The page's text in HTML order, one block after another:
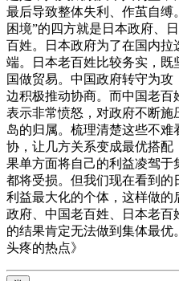
最后导致整体失利、作茧自缚
困境”的四方就是日本政府、
百姓。日本政府为了在国内
端。日本老百姓比较务实，既
国做贸易。中国政府转守为
边积极推动协商。而中国老百
表示非常愤怒，对政府不断施
岛的归属。梳理清楚这些不
协，让几方关系变成最优搭
果单方面将自己的利益凌驾
都将受损。但我们现在看到的
利益最大化的个体，这样做
政府、中国老百姓、日本老
的结果肯定无法做到集体最优
头疼的热点》